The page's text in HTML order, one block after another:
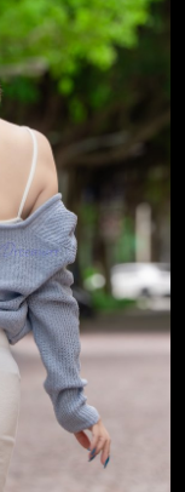
01/01~115/06/
入(仟
期止營業毛利
計至本期止營